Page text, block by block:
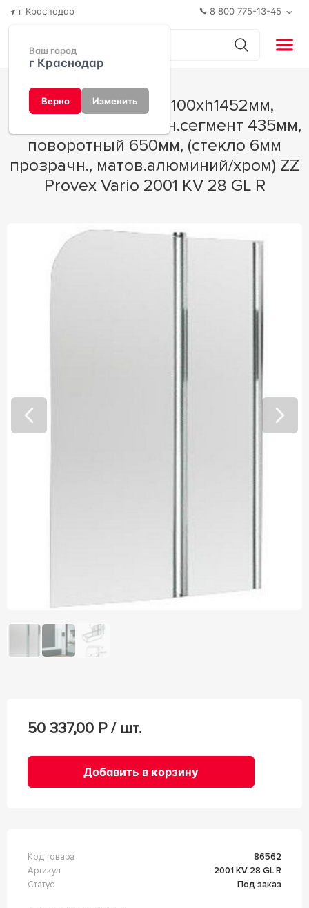
г Краснодар
Ваш город
г Краснодар
Верно Изменить
8 800 775-13-45
Штора на ванну 1100хh1452мм,
"Правая", стационарн.сегмент 435мм,
поворотный 650мм, (стекло 6мм
прозрачн., матов.алюминий/хром) ZZ
Provex Vario 2001 KV 28 GL R
50 337,00 Р / шт.
Добавить в корзину
Код товара
86562
Артикул
2001 KV 28 GL R
Статус
Под заказ